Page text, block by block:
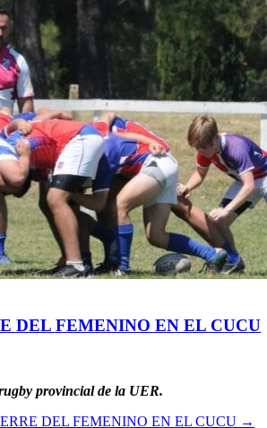
DEL FEMENINO EN EL CUCU
provincial de la UER.
DEL FEMENINO EN EL CUCU →